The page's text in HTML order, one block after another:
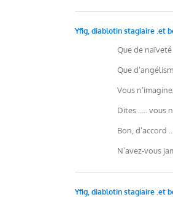
Yfig, diablotin stagiaire .et
Que de naïveté
Que
Vous
Dites ….. vous
Bon, d’accord
N’avez-vous
Yfig, diablotin stagiaire .et